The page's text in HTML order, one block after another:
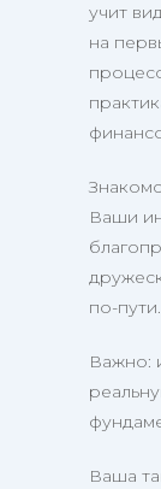
учит
на
Ваши
по-пути.
Важно:
Ваша